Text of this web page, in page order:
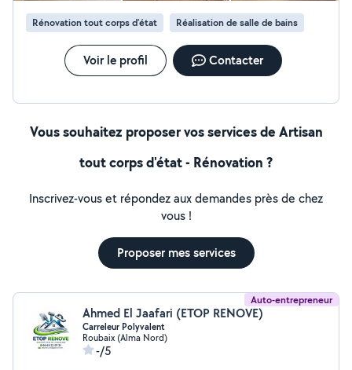
Rénovation tout corps d’état Réalisation de salle de bains
Voir le profil Contacter
Vous souhaitez proposer vos services de Artisan
tout corps d'état - Rénovation ?
Inscrivez-vous et répondez aux demandes près de chez
vous !
Proposer mes services
Auto-entrepreneur
Ahmed El Jaafari (ETOP RENOVE)
Carreleur Polyvalent
Roubaix (Alma Nord)
-/5